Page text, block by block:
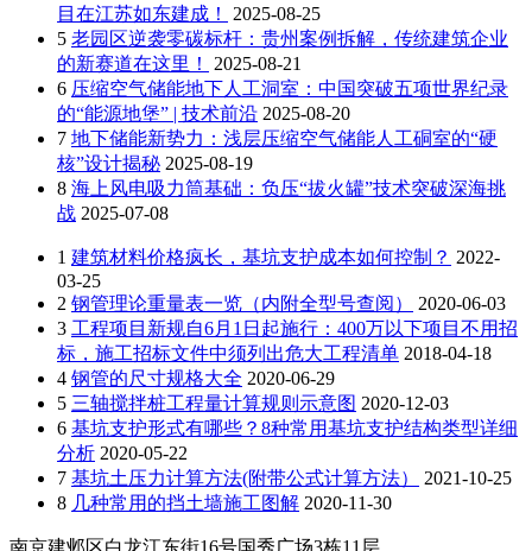
目在江苏如东建成！
2025-08-25
5 老园区逆袭零碳标杆：贵州案例拆解，传统建筑企业
的新赛道在这里！
2025-08-21
6 压缩空气储能地下人工洞室：中国突破五项世界纪录
的“能源地堡” | 技术前沿 2025-08-20
7 地下储能新势力：浅层压缩空气储能人工硐室的“硬
核”设计揭秘 2025-08-19
8 海上风电吸力筒基础：负压“拔火罐”技术突破深海挑
战 2025-07-08
1 建筑材料价格疯长，基坑支护成本如何控制？ 2022-
03-25
2 钢管理论重量表一览（内附全型号查阅）
2020-06-03
3 工程项目新规自6月1日起施行：400万以下项目不用招
标，施工招标文件中须列出危大工程清单 2018-04-18
4 钢管的尺寸规格大全 2020-06-29
5 三轴搅拌桩工程量计算规则示意图 2020-12-03
6 基坑支护形式有哪些？8种常用基坑支护结构类型详细
分析 2020-05-22
7 基坑土压力计算方法(附带公式计算方法）
2021-10-25
8 几种常用的挡土墙施工图解 2020-11-30
南京建邺区白龙江东街16号国秀广场3栋11层